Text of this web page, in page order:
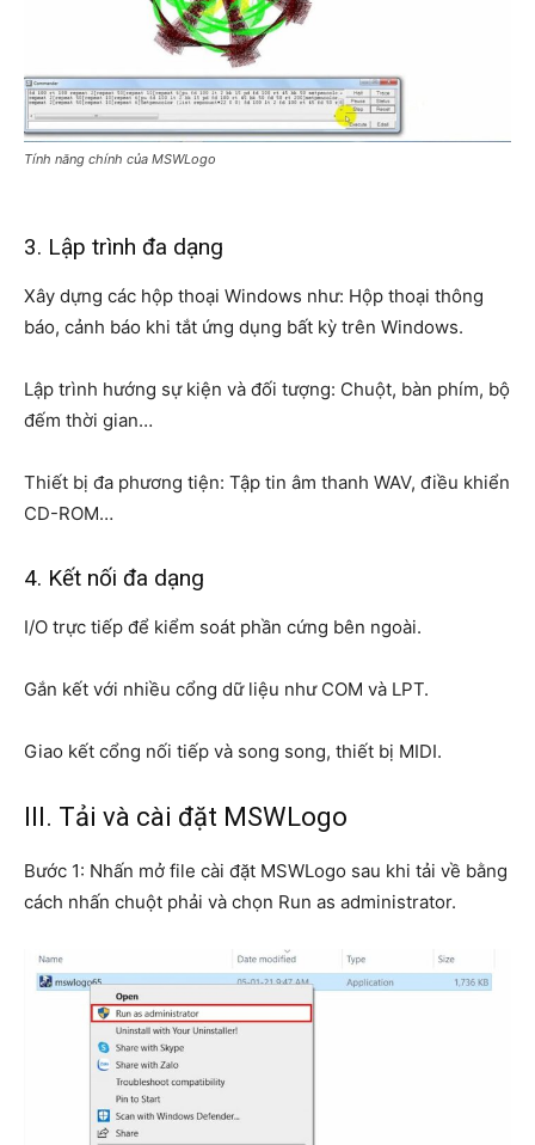
Tính năng chính của MSWLogo
3. Lập trình đa dạng
Xây dựng các hộp thoại Windows như: Hộp thoại thông
báo, cảnh báo khi tắt ứng dụng bất kỳ trên Windows.
Lập trình hướng sự kiện và đối tượng: Chuột, bàn phím, bộ
đếm thời gian…
Thiết bị đa phương tiện: Tập tin âm thanh WAV, điều khiển
CD-ROM…
4. Kết nối đa dạng
I/O trực tiếp để kiểm soát phần cứng bên ngoài.
Gắn kết với nhiều cổng dữ liệu như COM và LPT.
Giao kết cổng nối tiếp và song song, thiết bị MIDI.
III. Tải và cài đặt MSWLogo
Bước 1: Nhấn mở file cài đặt MSWLogo sau khi tải về bằng
cách nhấn chuột phải và chọn Run as administrator.